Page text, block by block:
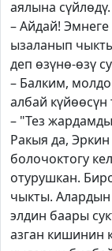
аялына сүйлөдү.
– Айдай!
ызаланып
деп өзүнө-өзү
– Балким,
албай күйөөсүн
– "Тез
Ракыя да,
болочоктогу
отурушкан.
чыкты.
элдин баары
азган кишинин